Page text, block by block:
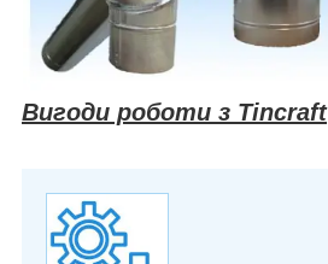
Вигоди роботи з Tincraft